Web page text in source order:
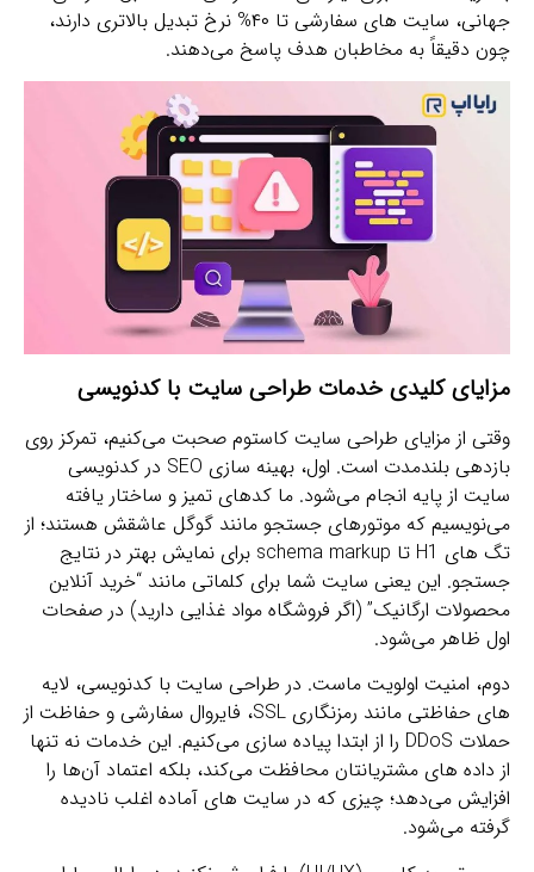
جهانی، سایت‌ های سفارشی تا ۴۰% نرخ تبدیل بالاتری دارند،
چون دقیقاً به مخاطبان هدف پاسخ می‌دهند.
مزایای کلیدی خدمات طراحی سایت با کدنویسی
وقتی از مزایای طراحی سایت کاستوم صحبت می‌کنیم، تمرکز روی
بازدهی بلندمدت است. اول، بهینه‌ سازی SEO در کدنویسی
سایت از پایه انجام می‌شود. ما کدهای تمیز و ساختار یافته
می‌نویسیم که موتورهای جستجو مانند گوگل عاشقش هستند؛ از
تگ‌ های H1 تا schema markup برای نمایش بهتر در نتایج
جستجو. این یعنی سایت شما برای کلماتی مانند “خرید آنلاین
محصولات ارگانیک” (اگر فروشگاه مواد غذایی دارید) در صفحات
اول ظاهر می‌شود.
دوم، امنیت اولویت ماست. در طراحی سایت با کدنویسی، لایه‌
های حفاظتی مانند رمزنگاری SSL، فایروال سفارشی و حفاظت از
حملات DDoS را از ابتدا پیاده‌ سازی می‌کنیم. این خدمات نه تنها
از داده‌ های مشتریانتان محافظت می‌کند، بلکه اعتماد آن‌ها را
افزایش می‌دهد؛ چیزی که در سایت‌ های آماده اغلب نادیده
گرفته می‌شود.